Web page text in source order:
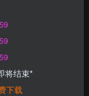
SVIP永久会员
】
将结束*
下载